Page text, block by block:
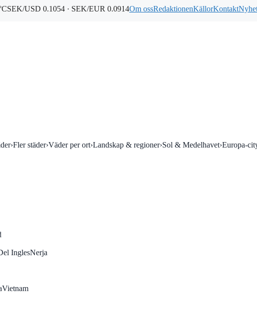
SEK/USD 0.1054 · SEK/EUR 0.0914Om ossRedaktionenKällorKontakt
›Fler städer›Väder per ort›Landskap & regioner›Sol & Medelhavet›Europa-
InglesNerja
Vietnam